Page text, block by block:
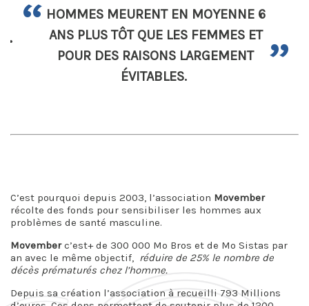
..
HOMMES MEURENT EN MOYENNE 6
ANS PLUS TÔT QUE LES FEMMES ET
POUR DES RAISONS LARGEMENT
ÉVITABLES.
C’est pourquoi depuis 2003, l’association Movember
récolte des fonds pour sensibiliser les hommes aux
problèmes de santé masculine.
Movemberc’est+ de 300 000 Mo Bros et de Mo Sistas par
an avec le même objectif, réduire de 25% le nombre de
décès prématurés chez l’homme.
Depuis sa création l’association à recueilli 793 Millions